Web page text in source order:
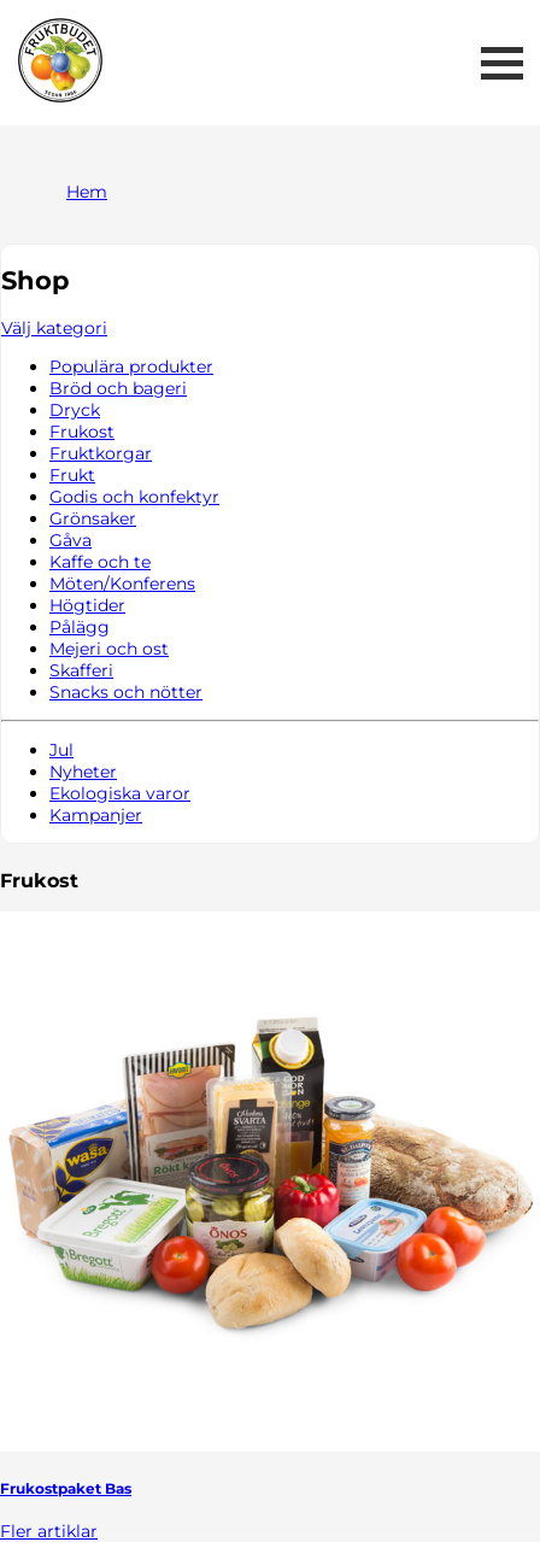
Hem
Shop
Välj kategori
Populära produkter
Bröd och bageri
Dryck
Frukost
Fruktkorgar
Frukt
Godis och konfektyr
Grönsaker
Gåva
Kaffe och te
Möten/Konferens
Högtider
Pålägg
Mejeri och ost
Skafferi
Snacks och nötter
Jul
Nyheter
Ekologiska varor
Kampanjer
Frukost
Frukostpaket Bas
Fler artiklar